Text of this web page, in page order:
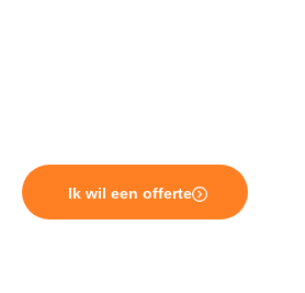
Ik wil een offerte